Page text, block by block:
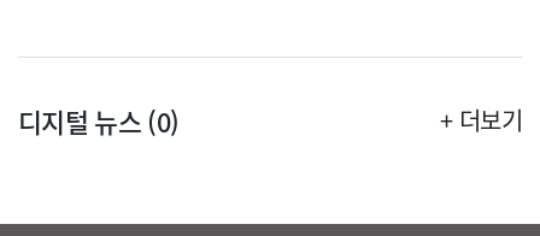
디지털 뉴스 (0) + 더보기